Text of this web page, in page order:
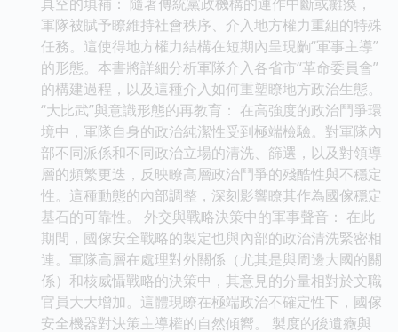
軍隊被賦予瞭維持社會秩序、介入地方權力重組的特殊
任務。這使得地方權力結構在短期內呈現齣“軍事主導”
的形態。本書將詳細分析軍隊介入各省市“革命委員會”
的構建過程，以及這種介入如何重塑瞭地方政治生態。
“大比武”與意識形態的再教育： 在高強度的政治鬥爭環
境中，軍隊自身的政治純潔性受到極端檢驗。對軍隊內
部不同派係和不同政治立場的清洗、篩選，以及對領導
層的頻繁更迭，反映瞭高層政治鬥爭的殘酷性與不穩定
性。這種動態的內部調整，深刻影響瞭其作為國傢穩定
基石的可靠性。 外交與戰略決策中的軍事聲音： 在此
期間，國傢安全戰略的製定也與內部的政治清洗緊密相
連。軍隊高層在處理對外關係（尤其是與周邊大國的關
係）和核威懾戰略的決策中，其意見的分量相對於文職
官員大大增加。這體現瞭在極端政治不確定性下，國傢
安全機器對決策主導權的自然傾嚮。 製度的後遺癥與